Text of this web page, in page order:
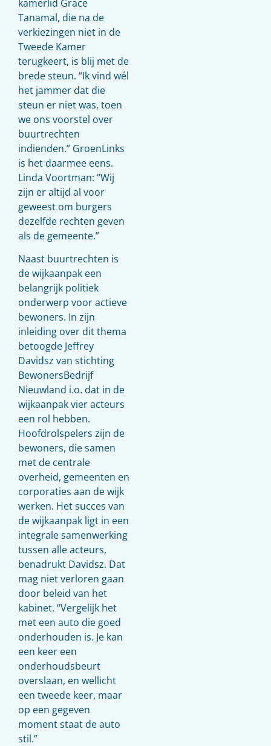
kamerlid Grace
Tanamal, die na de
verkiezingen niet in de
Tweede Kamer
terugkeert, is blij met de
brede steun. “Ik vind wél
het jammer dat die
steun er niet was, toen
we ons voorstel over
buurtrechten
indienden.” GroenLinks
is het daarmee eens.
Linda Voortman: “Wij
zijn er altijd al voor
geweest om burgers
dezelfde rechten geven
als de gemeente.”
Naast buurtrechten is
de wijkaanpak een
belangrijk politiek
onderwerp voor actieve
bewoners. In zijn
inleiding over dit thema
betoogde Jeffrey
Davidsz van stichting
BewonersBedrijf
Nieuwland i.o. dat in de
wijkaanpak vier acteurs
een rol hebben.
Hoofdrolspelers zijn de
bewoners, die samen
met de centrale
overheid, gemeenten en
corporaties aan de wijk
werken. Het succes van
de wijkaanpak ligt in een
integrale samenwerking
tussen alle acteurs,
benadrukt Davidsz. Dat
mag niet verloren gaan
door beleid van het
kabinet. “Vergelijk het
met een auto die goed
onderhouden is. Je kan
een keer een
onderhoudsbeurt
overslaan, en wellicht
een tweede keer, maar
op een gegeven
moment staat de auto
stil.”